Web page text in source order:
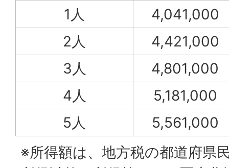
1人
4,041,000
2人
4,421,000
3人
4,801,000
4人
5,181,000
5人
5,561,000
※所得額は、地方税の都道府県